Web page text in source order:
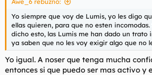
Yo siempre que voy de Lumis, yo les digo
ellas quieren, para que no esten
dicho esto, las Lumis me han dado un trato
ya saben que no les voy exigir algo que no
Yo igual. A noser que tenga mucha
entonces si que puedo ser mas activo y